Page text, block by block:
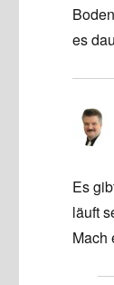
es
Es
läuft
Mach